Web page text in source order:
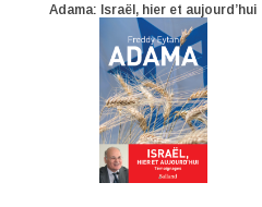
Adama: Israël, hier et aujourd’hui